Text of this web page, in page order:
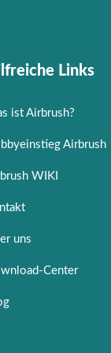
Links
ist Airbrush?
Airbrush
WIKI
uns
Center